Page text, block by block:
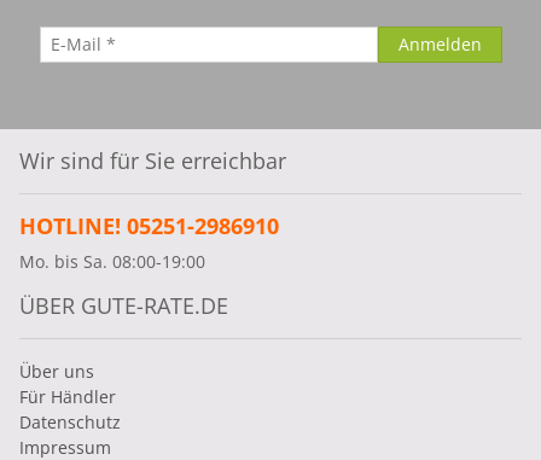
Wir sind für Sie erreichbar
HOTLINE! 05251-2986910
Mo. bis Sa. 08:00-19:00
ÜBER GUTE-RATE.DE
Über uns
Für Händler
Datenschutz
Impressum